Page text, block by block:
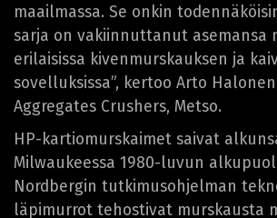
maailmassa. Se onkin
sarja on vakiinnuttanut asemansa
erilaisissa kivenmurskauksen ja
sovelluksissa”, kertoo Arto
Aggregates Crushers, Metso.
HP-kartiomurskaimet saivat
Milwaukeessa 1980-luvun
Nordbergin tutkimusohjelman
läpimurrot tehostivat murskausta